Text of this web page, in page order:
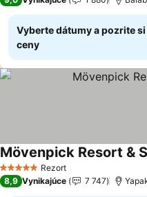
Vyberte dátumy a pozrite
ceny
5 Počet hviezdičiek
Rezort
Mövenpick Resort &
8,9 Vynikajúce 7 747